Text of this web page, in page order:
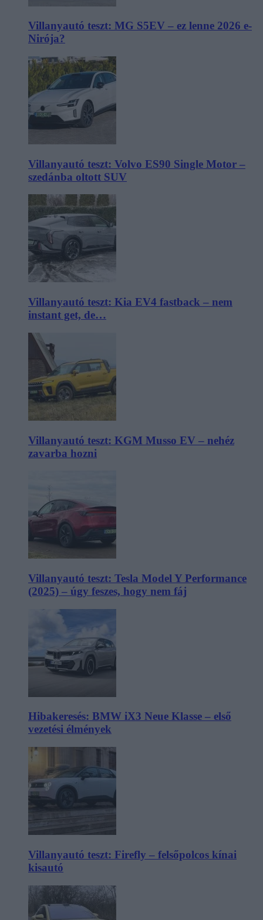
Villanyautó teszt: MG S5EV – ez lenne 2026 e-
Nirója?
Villanyautó teszt: Volvo ES90 Single Motor –
szedánba oltott SUV
Villanyautó teszt: Kia EV4 fastback – nem
instant get, de…
Villanyautó teszt: KGM Musso EV – nehéz
zavarba hozni
Villanyautó teszt: Tesla Model Y Performance
(2025) – úgy feszes, hogy nem fáj
Hibakeresés: BMW iX3 Neue Klasse – első
vezetési élmények
Villanyautó teszt: Firefly – felsőpolcos kínai
kisautó